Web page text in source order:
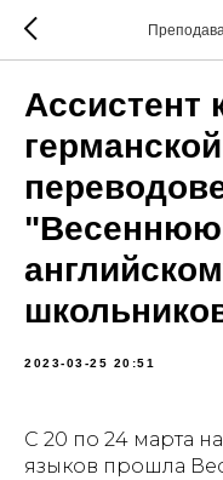
2023-03-25 20:51
С 20 по 24 марта
языков прошла